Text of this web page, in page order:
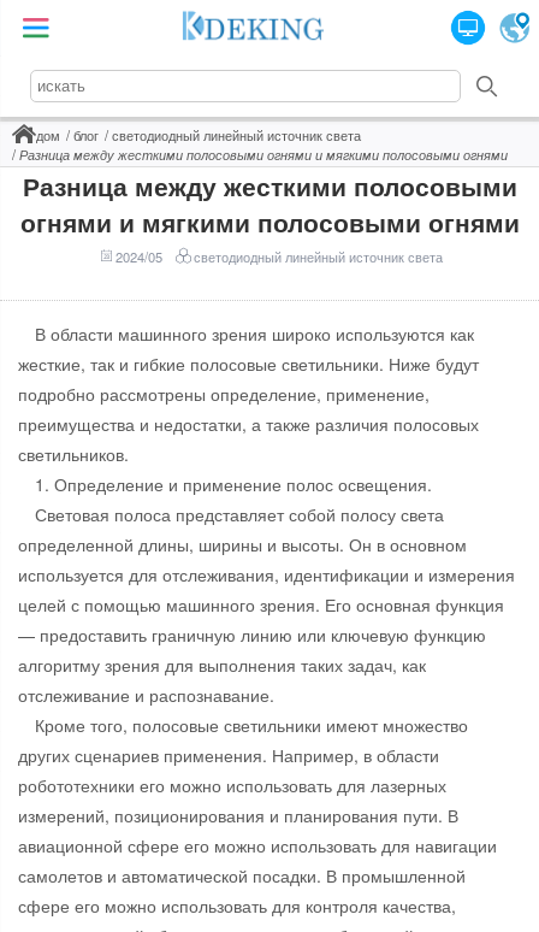
дом блог
светодиодный линейный источник света
Разница между жесткими полосовыми огнями и мягкими полосовыми огнями
Разница между жесткими полосовыми
огнями и мягкими полосовыми огнями
2024/05 светодиодный линейный источник света
В области машинного зрения широко используются как
жесткие, так и гибкие полосовые светильники. Ниже будут
подробно рассмотрены определение, применение,
преимущества и недостатки, а также различия полосовых
светильников.
1. Определение и применение полос освещения.
Световая полоса представляет собой полосу света
определенной длины, ширины и высоты. Он в основном
используется для отслеживания, идентификации и измерения
целей с помощью машинного зрения. Его основная функция
— предоставить граничную линию или ключевую функцию
алгоритму зрения для выполнения таких задач, как
отслеживание и распознавание.
Кроме того, полосовые светильники имеют множество
других сценариев применения. Например, в области
робототехники его можно использовать для лазерных
измерений, позиционирования и планирования пути. В
авиационной сфере его можно использовать для навигации
самолетов и автоматической посадки. В промышленной
сфере его можно использовать для контроля качества,